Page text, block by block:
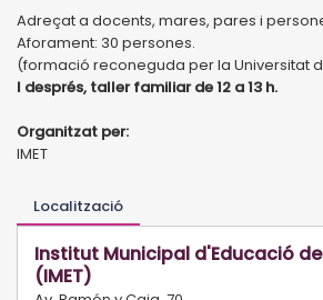
Adreçat a docents, mares, pares i
Aforament: 30 persones.
(formació reconeguda per la Universitat
I després, taller familiar de 12 a 13 h.
Organitzat per:
IMET
Localització
Institut Municipal d'Educació
(IMET)